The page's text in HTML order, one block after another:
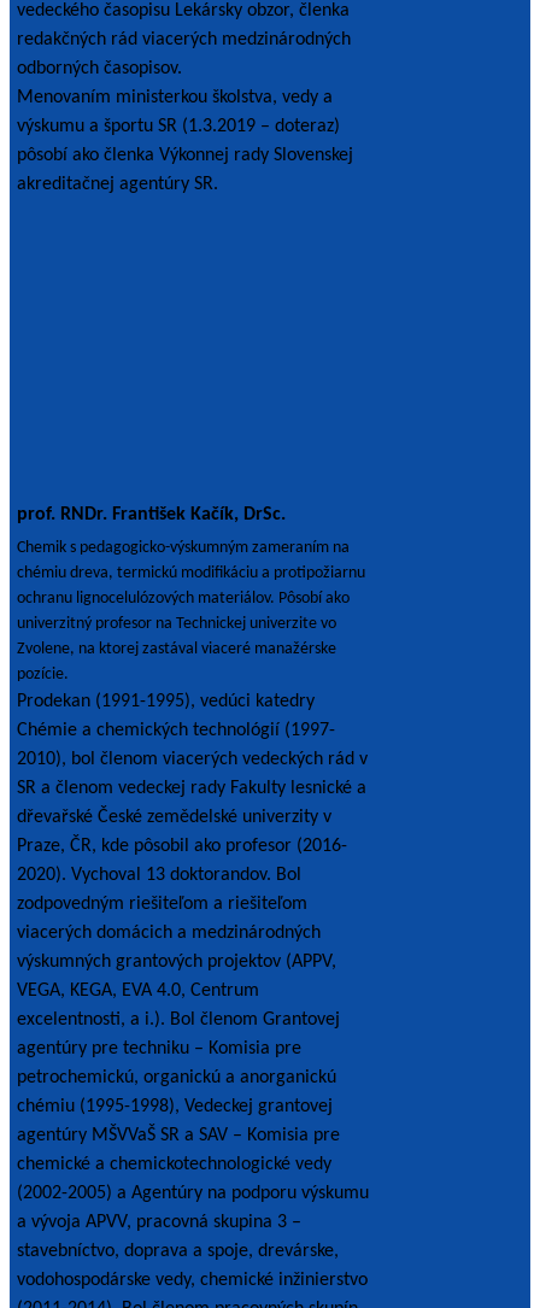
vedeckého časopisu Lekársky obzor, členka
redakčných rád viacerých medzinárodných
odborných časopisov.
Menovaním ministerkou školstva, vedy a
výskumu a športu SR (1.3.2019 – doteraz)
pôsobí ako členka Výkonnej rady Slovenskej
akreditačnej agentúry SR.
prof. RNDr. František Kačík, DrSc.
Chemik s pedagogicko-výskumným zameraním na
chémiu dreva, termickú modifikáciu a protipožiarnu
ochranu lignocelulózových materiálov. Pôsobí ako
univerzitný profesor na Technickej univerzite vo
Zvolene, na ktorej zastával viaceré manažérske
pozície.
Prodekan (1991-1995), vedúci katedry
Chémie a chemických technológií (1997-
2010), bol členom viacerých vedeckých rád v
SR a členom vedeckej rady Fakulty lesnické a
dřevařské České zemědelské univerzity v
Praze, ČR, kde pôsobil ako profesor (2016-
2020). Vychoval 13 doktorandov. Bol
zodpovedným riešiteľom a riešiteľom
viacerých domácich a medzinárodných
výskumných grantových projektov (APPV,
VEGA, KEGA, EVA 4.0, Centrum
excelentnosti, a i.). Bol členom Grantovej
agentúry pre techniku – Komisia pre
petrochemickú, organickú a anorganickú
chémiu (1995-1998), Vedeckej grantovej
agentúry MŠVVaŠ SR a SAV – Komisia pre
chemické a chemickotechnologické vedy
(2002-2005) a Agentúry na podporu výskumu
a vývoja APVV, pracovná skupina 3 –
stavebníctvo, doprava a spoje, drevárske,
vodohospodárske vedy, chemické inžinierstvo